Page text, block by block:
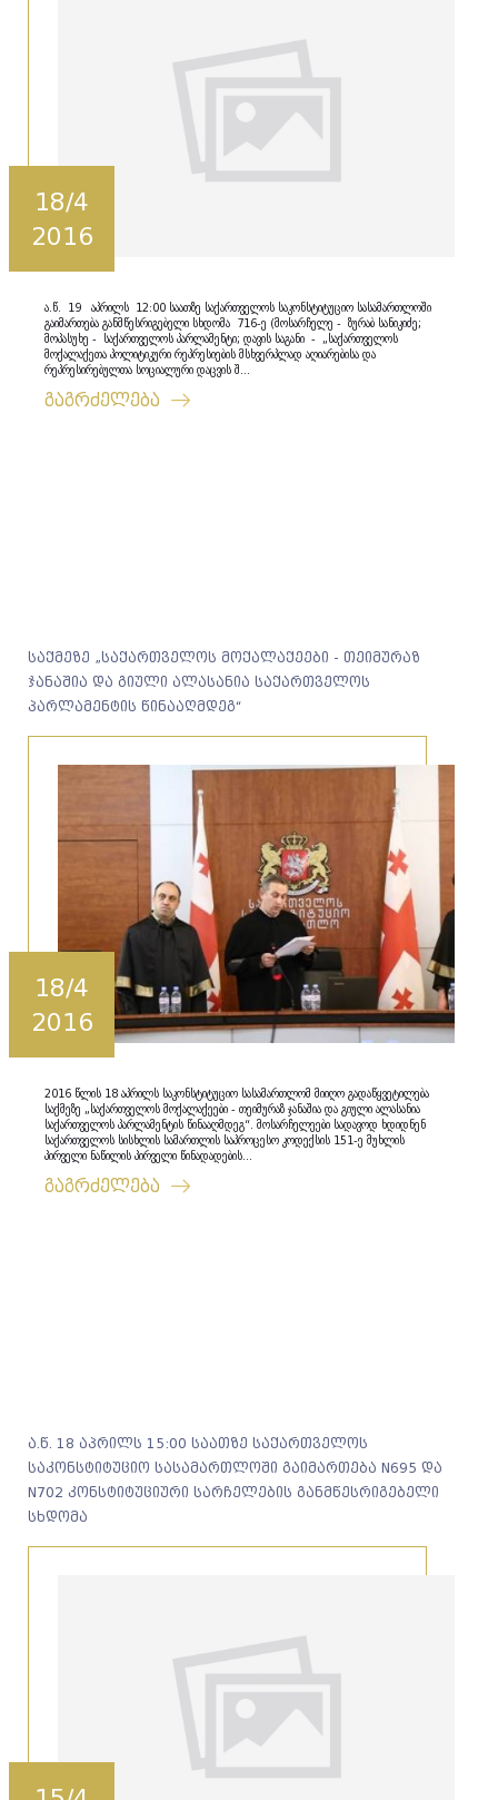
18/4
2016
ა.წ. 19 აპრილს 12:00 საათზე საქართველოს საკონსტიტუციო სასამართლოში
გაიმართება განმწესრიგებელი სხდომა 716-ე (მოსარჩელე - ზურაბ სანიკიძე;
მოპასუხე - საქართველოს პარლამენტი; დავის საგანი - „საქართველოს
მოქალაქეთა პოლიტიკური რეპრესიების მსხვერპლად აღიარებისა და
რეპრესირებულთა სოციალური დაცვის შ...
გაგრძელება
საქმეზე „საქართველოს მოქალაქეები - თეიმურაზ
ჯანაშია და გიული ალასანია საქართველოს
პარლამენტის წინააღმდეგ“
18/4
2016
2016 წლის 18 აპრილს საკონსტიტუციო სასამართლომ მიიღო გადაწყვეტილება
საქმეზე „საქართველოს მოქალაქეები - თეიმურაზ ჯანაშია და გიული ალასანია
საქართველოს პარლამენტის წინააღმდეგ“. მოსარჩელეები სადავოდ ხდიდნენ
საქართველოს სისხლის სამართლის საპროცესო კოდექსის 151-ე მუხლის
პირველი ნაწილის პირველი წინადადების...
გაგრძელება
ა.წ. 18 აპრილს 15:00 საათზე საქართველოს
საკონსტიტუციო სასამართლოში გაიმართება N695 და
N702 კონსტიტუციური სარჩელების განმწესრიგებელი
სხდომა